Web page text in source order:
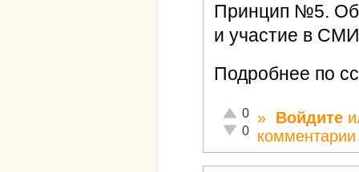
Принцип №5.
и участие в
Подробнее по
Отлично!
0
Неадекватно!
0
» Войдите
комментарии